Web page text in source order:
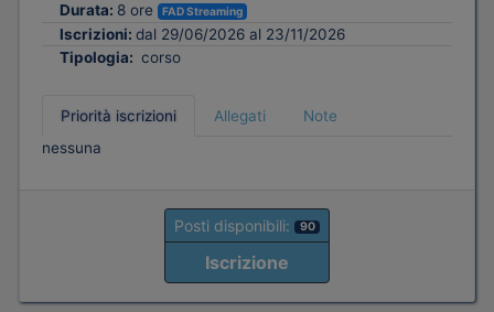
Durata: 8 ore FAD Streaming
Iscrizioni: dal 29/06/2026 al 23/11/2026
Tipologia: corso
Priorità iscrizioni Allegati
Note
nessuna
Posti disponibili: 90
Iscrizione